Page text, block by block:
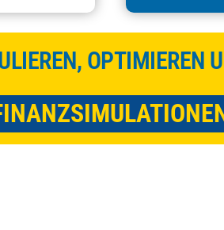
OPTIMIEREN